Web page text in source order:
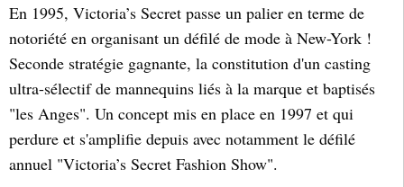
En 1995, Victoria’s Secret passe un palier en terme de
notoriété en organisant un défilé de mode à New-York !
Seconde stratégie gagnante, la constitution d'un casting
ultra-sélectif de mannequins liés à la marque et baptisés
"les Anges". Un concept mis en place en 1997 et qui
perdure et s'amplifie depuis avec notamment le défilé
annuel "Victoria’s Secret Fashion Show".